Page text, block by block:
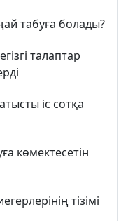
табуға болады?
талаптар
іс сотқа
көмектесетін
тізімі